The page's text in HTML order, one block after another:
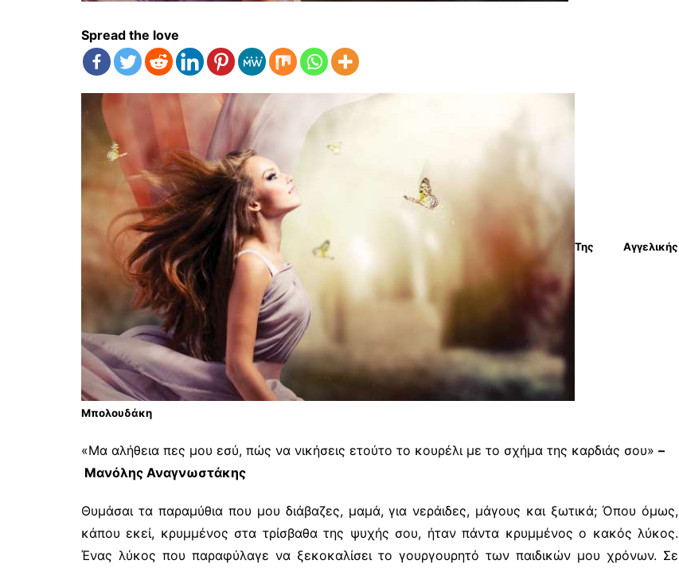
Spread the love
Της Αγγελικής
Μπολουδάκη
«Μα αλήθεια πες μου εσύ, πώς να νικήσεις ετούτο το κουρέλι με το σχήμα της καρδιάς σου» –
Μανόλης Αναγνωστάκης
Θυμάσαι τα παραμύθια που μου διάβαζες, μαμά, για νεράιδες, μάγους και ξωτικά; Όπου όμως,
κάπου εκεί, κρυμμένος στα τρίσβαθα της ψυχής σου, ήταν πάντα κρυμμένος ο κακός λύκος.
Ένας λύκος που παραφύλαγε να ξεκοκαλίσει το γουργουρητό των παιδικών μου χρόνων. Σε